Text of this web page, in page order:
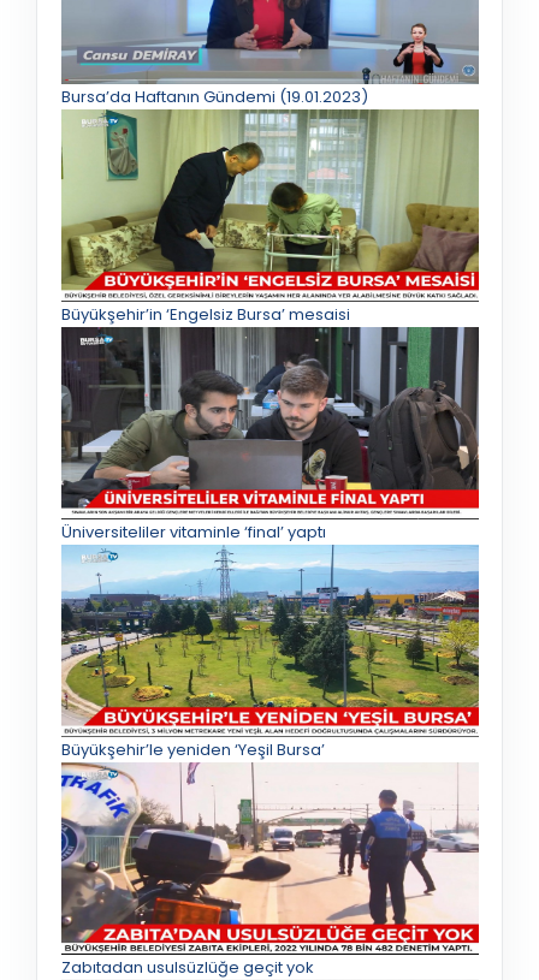
Bursa’da Haftanın Gündemi (19.01.2023)
Büyükşehir’in ‘Engelsiz Bursa’ mesaisi
Üniversiteliler vitaminle ‘final’ yaptı
Büyükşehir’le yeniden ‘Yeşil Bursa’
Zabıtadan usulsüzlüğe geçit yok